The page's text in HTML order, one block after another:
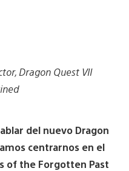
Dragon Quest VII
del nuevo Dragon
centrarnos en el
of the Forgotten Past